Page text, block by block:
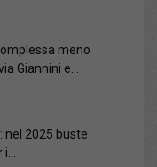
meno
Giannini e...
nel 2025 buste